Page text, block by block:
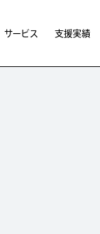
サービス 支援実績